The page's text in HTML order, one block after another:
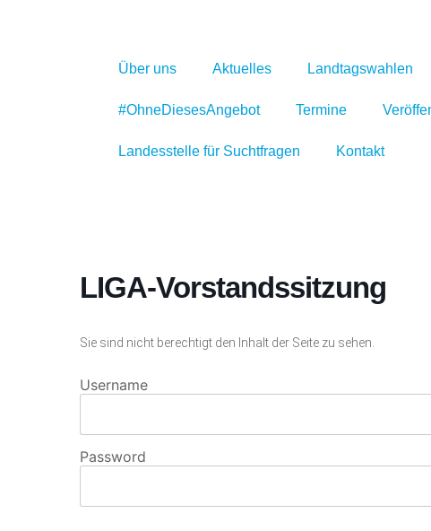
Über uns Aktuelles Landtagswahlen
#OhneDiesesAngebot Termine
Landesstelle für Suchtfragen Kontakt
LIGA-Vorstandssitzung
Sie sind nicht berechtigt den Inhalt der Seite zu sehen.
Username
Password